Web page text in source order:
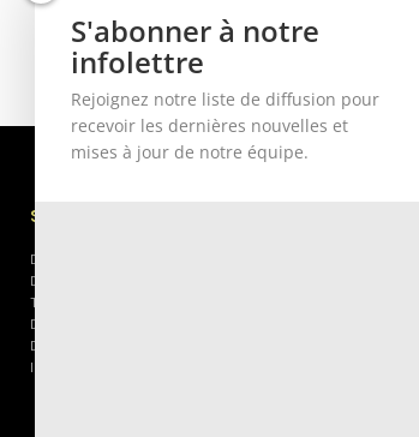
SOUTENEZ-NOUS
Donnez
Dons planifiés
Tirage
Devenez bénévole
Devenez commanditaire
Infolettre
S'abonner à notre
infolettre
Rejoignez notre liste de diffusion pour
recevoir les dernières nouvelles et
mises à jour de notre équipe.